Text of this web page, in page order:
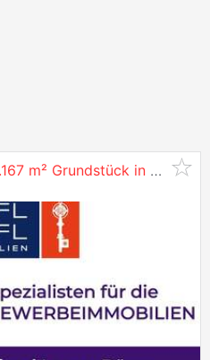
Nutzen sie die Chance: 11.167 m² Grundstück in
4030